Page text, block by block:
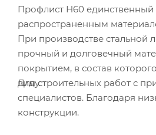
Профлист Н60
распространенным
При производстве стальной
прочный и долговечный
покрытием, в состав
виду.
Для строительных работ с
специалистов. Благодаря
конструкции.